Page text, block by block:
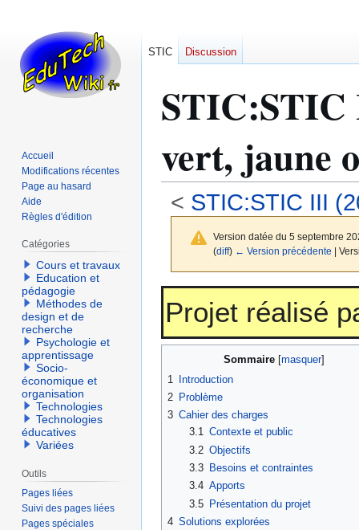
STIC:STIC
vert, jaune
< STIC:STIC III
Version datée du 5 septembre
(diff) ← Version précédente |
navigation
recherche
Projet réalisé
Sommaire
1
Introduction
2 Problème
3 Cahier des charges
3.1 Contexte et public
3.2 Objectifs
3.3
Besoins et contraintes
3.4 Apports
3.5 Présentation du projet
4 Solutions explorées
STIC Discussion
Accueil
Modifications récentes
Page au hasard
Aide
Règles d'édition
Catégories
Cours et travaux
Education et
pédagogie
Méthodes de
design et de
recherche
Psychologie et
apprentissage
Socio-
économique et
organisation
Technologies
Technologies
éducatives
Variées
Outils
Pages liées
Suivi des pages liées
Pages spéciales